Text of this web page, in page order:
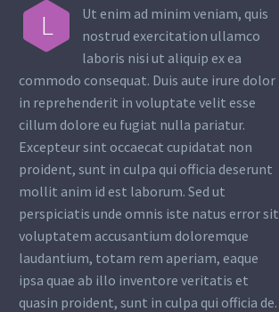
L
Ut enim ad minim veniam, quis
nostrud exercitation ullamco
laboris nisi ut aliquip ex ea
commodo consequat. Duis aute irure dolor
in reprehenderit in voluptate velit esse
cillum dolore eu fugiat nulla pariatur.
Excepteur sint occaecat cupidatat non
proident, sunt in culpa qui officia deserunt
mollit anim id est laborum. Sed ut
perspiciatis unde omnis iste natus error sit
voluptatem accusantium doloremque
laudantium, totam rem aperiam, eaque
ipsa quae ab illo inventore veritatis et
quasin proident, sunt in culpa qui officia de.